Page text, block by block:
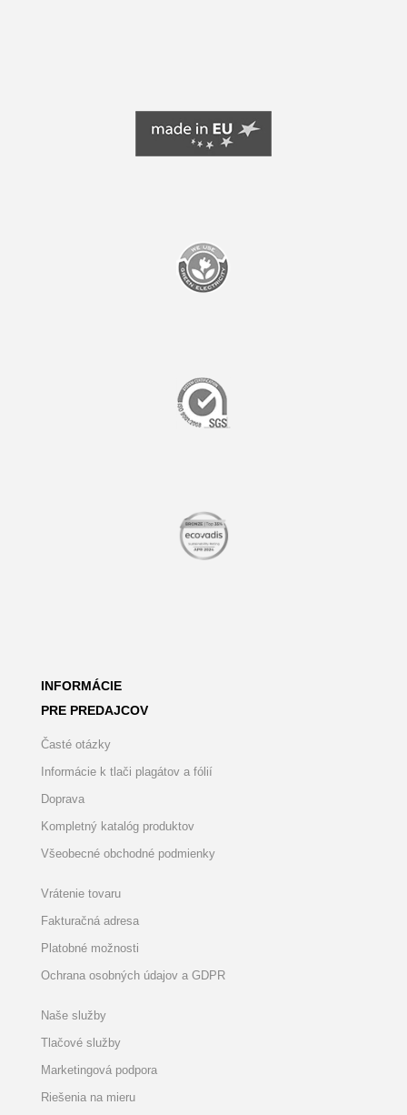
INFORMÁCIE
PRE PREDAJCOV
Časté otázky
Informácie k tlači plagátov a fólií
Doprava
Kompletný katalóg produktov
Všeobecné obchodné podmienky
Vrátenie tovaru
Fakturačná adresa
Platobné možnosti
Ochrana osobných údajov a GDPR
Naše služby
Tlačové služby
Marketingová podpora
Riešenia na mieru